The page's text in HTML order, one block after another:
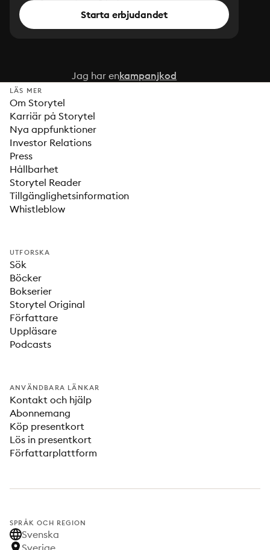
Starta erbjudandet
Jag har enkampanjkod
LÄS MER
Om Storytel
Karriär på Storytel
Nya appfunktioner
Investor Relations
Press
Hållbarhet
Storytel Reader
Tillgänglighetsinformation
Whistleblow
UTFORSKA
Sök
Böcker
Bokserier
Storytel Original
Författare
Uppläsare
Podcasts
ANVÄNDBARA LÄNKAR
Kontakt och hjälp
Abonnemang
Köp presentkort
Lös in presentkort
Författarplattform
SPRÅK OCH REGION
Svenska
Sverige